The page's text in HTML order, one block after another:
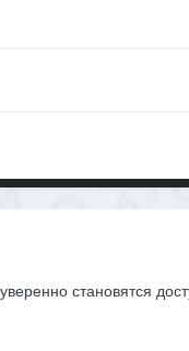
становятся